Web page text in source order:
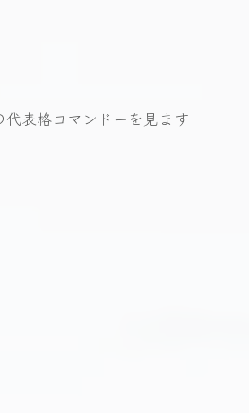
表格コマンドーを見ます